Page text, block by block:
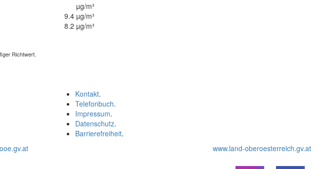
µg/m³
9.4 µg/m³
8.2 µg/m³
Richtwert.
Kontakt.
Telefonbuch.
Impressum.
Datenschutz.
Barrierefreiheit.
www.land-oberoesterreich.gv.at